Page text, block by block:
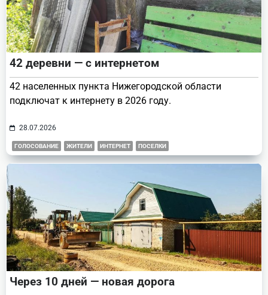
42 деревни — с интернетом
42 населенных пункта Нижегородской области
подключат к интернету в 2026 году.
28.07.2026
ГОЛОСОВАНИЕ ЖИТЕЛИ ИНТЕРНЕТ ПОСЕЛКИ
Через 10 дней — новая дорога